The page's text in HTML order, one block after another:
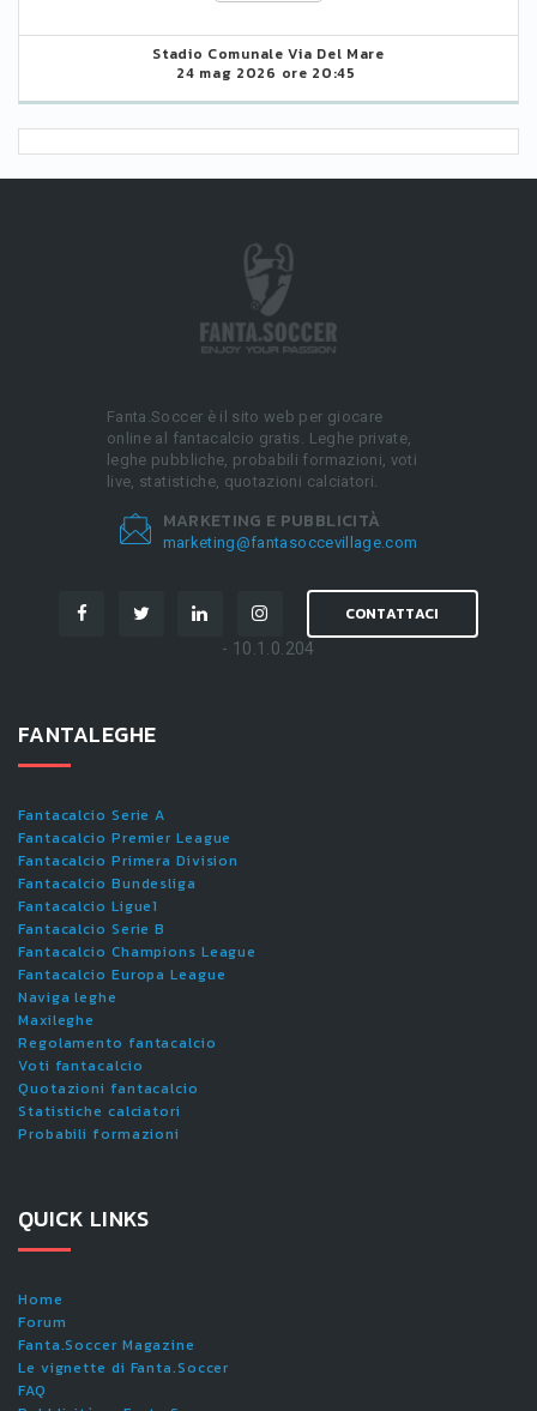
Stadio Comunale Via Del Mare
24 mag 2026 ore 20:45
Fanta.Soccer è il sito web per giocare
online al fantacalcio gratis. Leghe private,
leghe pubbliche, probabili formazioni, voti
live, statistiche, quotazioni calciatori.
MARKETING E PUBBLICITÀ
marketing@fantasoccevillage.com
CONTATTACI
- 10.1.0.204
FANTALEGHE
Fantacalcio Serie A
Fantacalcio Premier League
Fantacalcio Primera Division
Fantacalcio Bundesliga
Fantacalcio Ligue1
Fantacalcio Serie B
Fantacalcio Champions League
Fantacalcio Europa League
Naviga leghe
Maxileghe
Regolamento fantacalcio
Voti fantacalcio
Quotazioni fantacalcio
Statistiche calciatori
Probabili formazioni
QUICK LINKS
Home
Forum
Fanta.Soccer Magazine
Le vignette di Fanta.Soccer
FAQ